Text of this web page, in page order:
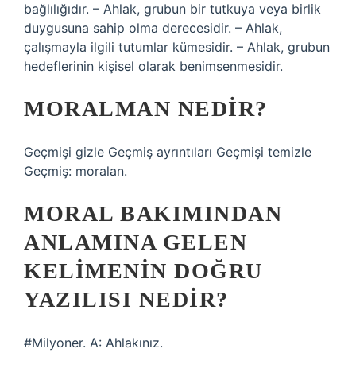
bağlılığıdır. – Ahlak, grubun bir tutkuya veya birlik
duygusuna sahip olma derecesidir. – Ahlak,
çalışmayla ilgili tutumlar kümesidir. – Ahlak, grubun
hedeflerinin kişisel olarak benimsenmesidir.
MORALMAN NEDIR?
Geçmişi gizle Geçmiş ayrıntıları Geçmişi temizle
Geçmiş: moralan.
MORAL BAKIMINDAN
ANLAMINA GELEN
KELIMENIN DOĞRU
YAZILISI NEDIR?
#Milyoner. A: Ahlakınız.